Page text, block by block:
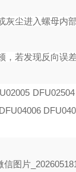
灰尘进入螺母内
，若发现反向误